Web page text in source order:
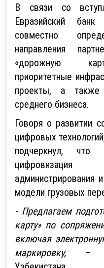
В связи со
Евразийский
совместно
направления
«дорожную
приоритетные
проекты, а
среднего бизнеса.
Говоря о развитии
цифровых
подчеркнул, что
администрирования
модели грузовых
- Предлагаем
карту» по
включая
маркировку, –